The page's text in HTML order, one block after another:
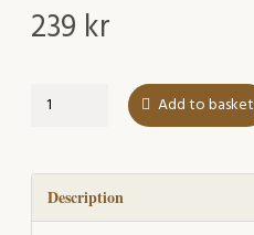
239 kr
TikTok
Add to basket
Description